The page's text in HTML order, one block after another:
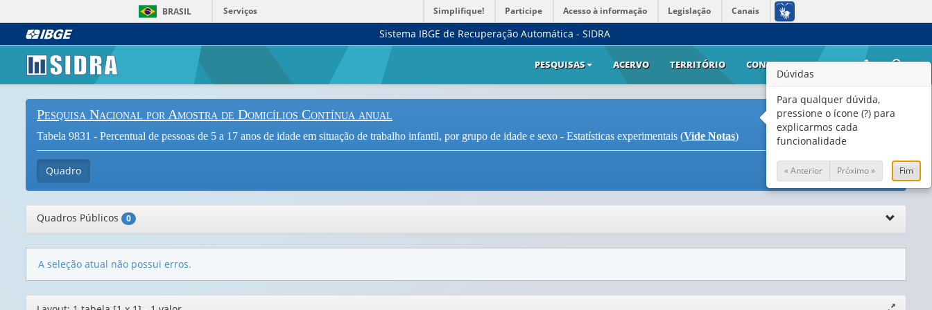
BRASIL Serviços Simplifique! Participe Acesso à informação Legislação Canais
Sistema IBGE de Recuperação Automática - SIDRA
PESQUISAS ACERVO TERRITÓRIO CONTATO AJUDA
Pesquisa Nacional por Amostra de Domicílios Contínua anual
Tabela 9831 - Percentual de pessoas de 5 a 17 anos de idade em situação de trabalho infantil, por grupo de idade e sexo - Estatísticas experimentais (Vide Notas)
Quadro
Quadros Públicos 0
A seleção atual não possui erros.
Dúvidas
Para qualquer dúvida,
pressione o ícone (?) para
explicarmos cada
funcionalidade
« Anterior Próximo » Fim